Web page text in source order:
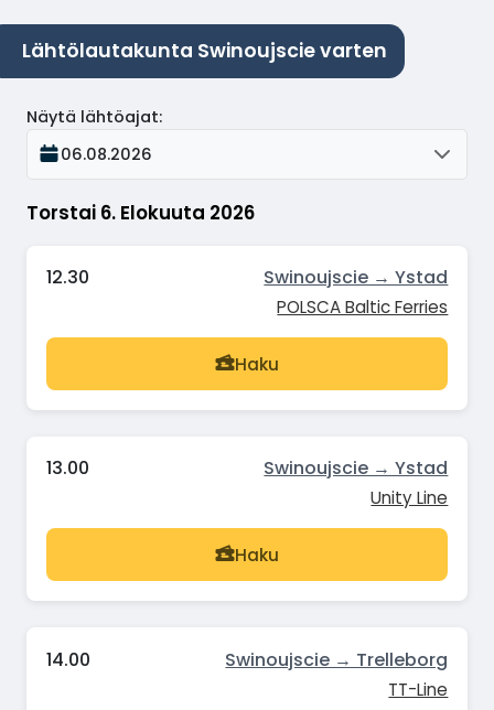
Lähtölautakunta Swinoujscie varten
Torstai 6. Elokuuta 2026
Näytä lähtöajat:
06.08.2026
12.30 Swinoujscie → Ystad
POLSCA Baltic Ferries
Haku
13.00 Swinoujscie → Ystad
Unity Line
Haku
14.00 Swinoujscie → Trelleborg
TT-Line